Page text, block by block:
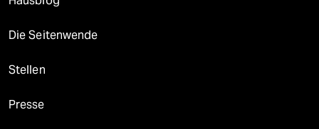
Die Seitenwende
Stellen
Presse